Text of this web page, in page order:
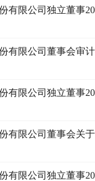
有限公司独立董事
有限公司董事会审
有限公司独立董事
有限公司董事会关
有限公司独立董事